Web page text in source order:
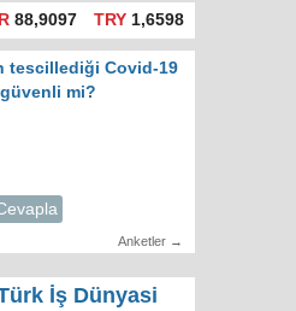
88,9097 TRY1,6598
tescillediği Covid-19
güvenli mi?
Anketler →
İş Dünyasi